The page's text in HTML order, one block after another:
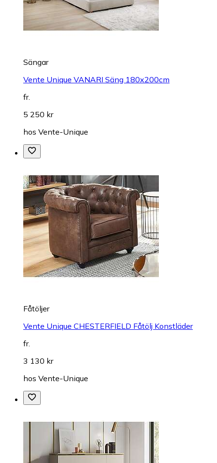
Sängar
Vente Unique VANARI Säng 180x200cm
fr.
5 250 kr
hos Vente-Unique
Fåtöljer
Vente Unique CHESTERFIELD Fåtölj Konstläder
fr.
3 130 kr
hos Vente-Unique